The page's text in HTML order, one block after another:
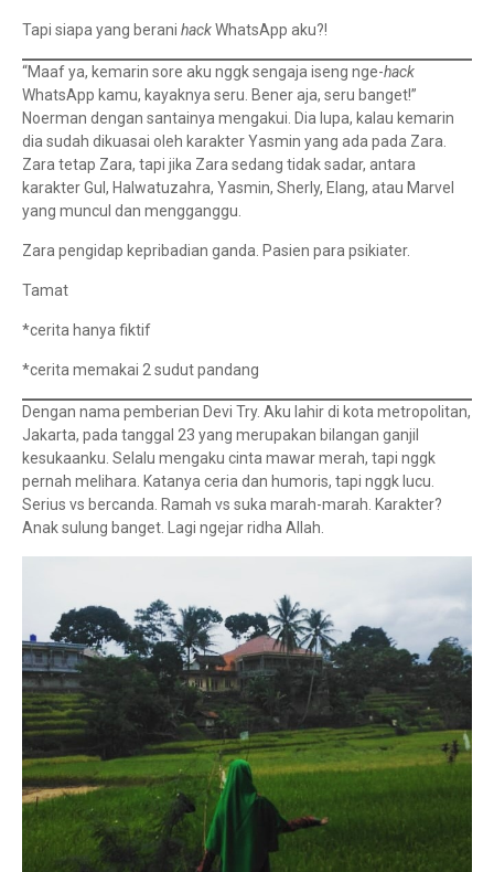
Tapi siapa yang berani hackWhatsApp aku?!
“Maaf ya, kemarin sore aku nggk sengaja iseng nge-hack
WhatsApp kamu, kayaknya seru. Bener aja, seru banget!”
Noerman dengan santainya mengakui. Dia lupa, kalau kemarin
dia sudah dikuasai oleh karakter Yasmin yang ada pada Zara.
Zara tetap Zara, tapi jika Zara sedang tidak sadar, antara
karakter Gul, Halwatuzahra, Yasmin, Sherly, Elang, atau Marvel
yang muncul dan mengganggu.
Zara pengidap kepribadian ganda. Pasien para psikiater.
Tamat
*cerita hanya fiktif
*cerita memakai 2 sudut pandang
Dengan nama pemberian Devi Try. Aku lahir di kota metropolitan,
Jakarta, pada tanggal 23 yang merupakan bilangan ganjil
kesukaanku. Selalu mengaku cinta mawar merah, tapi nggk
pernah melihara. Katanya ceria dan humoris, tapi nggk lucu.
Serius vs bercanda. Ramah vs suka marah-marah. Karakter?
Anak sulung banget. Lagi ngejar ridha Allah.